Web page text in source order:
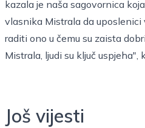
kazala je naša sagovornica
vlasnika Mistrala da
raditi ono u čemu su zaista
Mistrala, ljudi su ključ uspjeha",
Još vijesti